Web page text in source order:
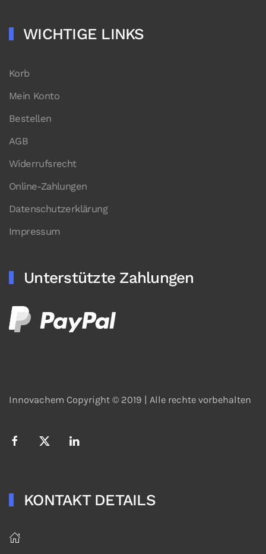
WICHTIGE LINKS
Korb
Mein Konto
Bestellen
AGB
Widerrufsrecht
Online-Zahlungen
Datenschutzerklärung
Impressum
Unterstützte Zahlungen
Innovachem Copyright © 2019 | Alle rechte vorbehalten
KONTAKT DETAILS